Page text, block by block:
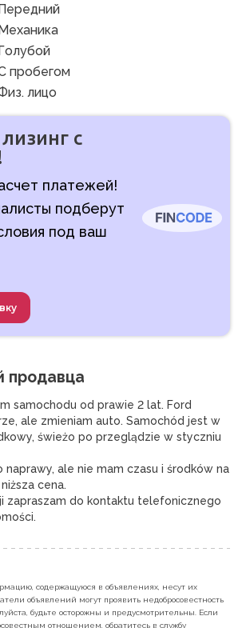
пробегом
лицо
с
платежей!
подберут
под ваш
продавца
samochodu od prawie 2 lat. Ford
ale zmieniam auto. Samochód jest w
świeżo po przeglądzie w styczniu
naprawy, ale nie mam czasu i środków na
cena.
zapraszam do kontaktu telefonicznego
содержащуюся в объявлениях, несут их
объявлений могут проявить недобросовестность
будьте осторожны и предусмотрительны. Если
отношением, обратитесь в службу